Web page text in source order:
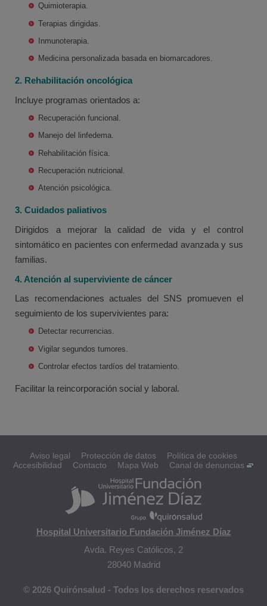
Quimioterapia.
Terapias dirigidas.
Inmunoterapia.
Medicina personalizada basada en biomarcadores.
2. Rehabilitación oncológica
Incluye programas orientados a:
Recuperación funcional.
Manejo del linfedema.
Rehabilitación física.
Recuperación nutricional.
Atención psicológica.
3. Cuidados paliativos
Dirigidos a mejorar la calidad de vida y el control
sintomático en pacientes con enfermedad avanzada y sus
familias.
4. Atención al superviviente de cáncer
Las recomendaciones actuales del SNS promueven el
seguimiento de los supervivientes para:
Detectar recurrencias.
Vigilar segundos tumores.
Controlar efectos tardíos del tratamiento.
Facilitar la reincorporación social y laboral.
Aviso legal Protección de datos
Política de cookies
Accesibilidad
Contacto Mapa Web Canal de denuncias
Hospital Universitario Fundación Jiménez Díaz
Avda. Reyes Católicos, 2
28040 Madrid
© 2026 Quirónsalud - Todos los derechos reservados